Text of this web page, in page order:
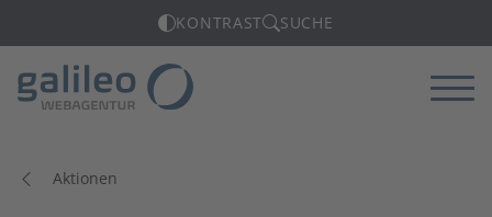
KONTRAST SUCHE
Aktionen